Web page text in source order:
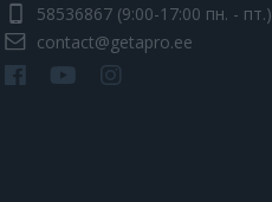
58536867 (9:00-17:00 пн. - пт.)
contact@getapro.ee